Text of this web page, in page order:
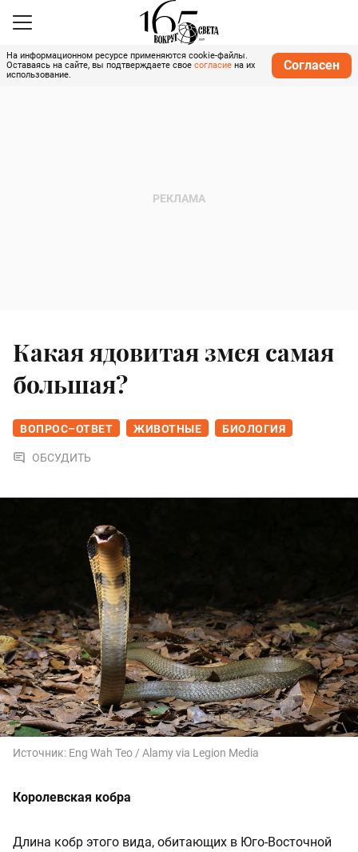
На информационном ресурсе применяются cookie-файлы.
Оставаясь на сайте, вы подтверждаете свое согласие на их
использование.
Согласен
Какая ядовитая змея самая
большая?
ВОПРОС–ОТВЕТ ЖИВОТНЫЕ БИОЛОГИЯ
ОБСУДИТЬ
Источник: Eng Wah Teo / Alamy via Legion Media
Королевская кобра
Длина кобр этого вида, обитающих в Юго-Восточной